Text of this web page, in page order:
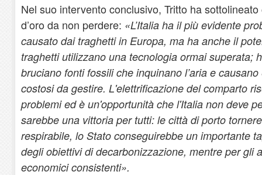
Nel suo intervento conclusivo, Tritto ha
d’oro da non perdere: «L’Italia ha il più evidente
causato dai traghetti in Europa, ma ha anche il
traghetti utilizzano una tecnologia ormai superata;
bruciano fonti fossili che inquinano l’aria e
costosi da gestire. L'elettrificazione del comparto
problemi ed è un'opportunità che l'Italia non deve
sarebbe una vittoria per tutti: le città di porto
respirabile, lo Stato conseguirebbe un importante
degli obiettivi di decarbonizzazione, mentre per gli
economici consistenti».